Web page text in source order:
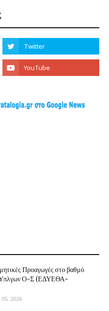
Προαγωγές στο βαθμό
Ο-Σ (ΕΔΥΕΘΑ-
2026